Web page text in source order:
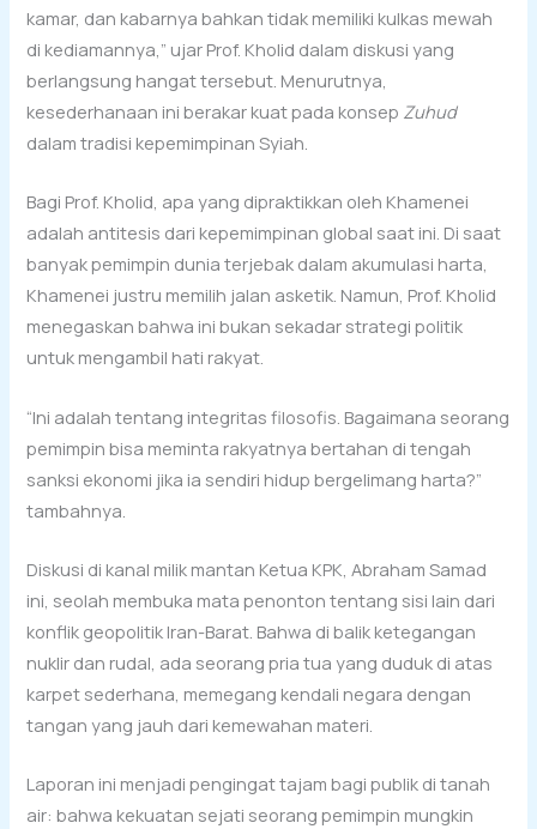
kamar, dan kabarnya bahkan tidak memiliki kulkas mewah
di kediamannya,” ujar Prof. Kholid dalam diskusi yang
berlangsung hangat tersebut. Menurutnya,
kesederhanaan ini berakar kuat pada konsep Zuhud
dalam tradisi kepemimpinan Syiah.
Bagi Prof. Kholid, apa yang dipraktikkan oleh Khamenei
adalah antitesis dari kepemimpinan global saat ini. Di saat
banyak pemimpin dunia terjebak dalam akumulasi harta,
Khamenei justru memilih jalan asketik. Namun, Prof. Kholid
menegaskan bahwa ini bukan sekadar strategi politik
untuk mengambil hati rakyat.
“Ini adalah tentang integritas filosofis. Bagaimana seorang
pemimpin bisa meminta rakyatnya bertahan di tengah
sanksi ekonomi jika ia sendiri hidup bergelimang harta?”
tambahnya.
Diskusi di kanal milik mantan Ketua KPK, Abraham Samad
ini, seolah membuka mata penonton tentang sisi lain dari
konflik geopolitik Iran-Barat. Bahwa di balik ketegangan
nuklir dan rudal, ada seorang pria tua yang duduk di atas
karpet sederhana, memegang kendali negara dengan
tangan yang jauh dari kemewahan materi.
Laporan ini menjadi pengingat tajam bagi publik di tanah
air: bahwa kekuatan sejati seorang pemimpin mungkin